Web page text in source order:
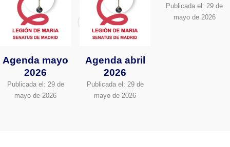
Agenda mayo
2026
Publicada el: 29 de
mayo de 2026
Agenda abril
2026
Publicada el: 29 de
mayo de 2026
Publicada el: 29 de
mayo de 2026